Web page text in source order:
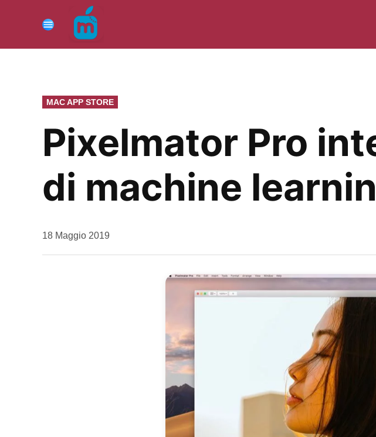
contenuto
Menu
PUBBLICATO
IN
MAC APP STORE
Pixelmator Pro
di machine
da
18 Maggio 2019